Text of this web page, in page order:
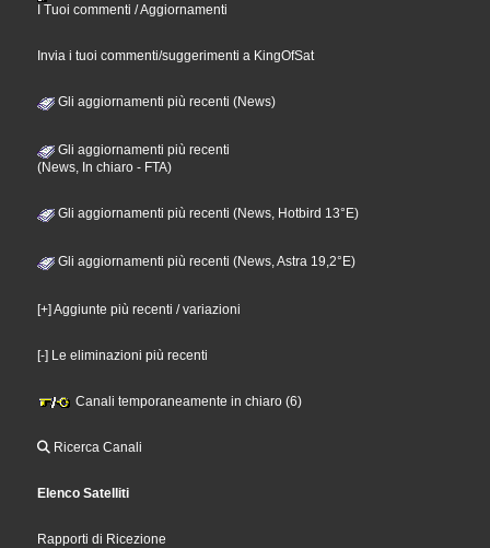
I Tuoi commenti / Aggiornamenti
Invia i tuoi commenti/suggerimenti a KingOfSat
Gli aggiornamenti più recenti (News)
Gli aggiornamenti più recenti
(News, In chiaro - FTA)
Gli aggiornamenti più recenti (News, Hotbird 13°E)
Gli aggiornamenti più recenti (News, Astra 19,2°E)
[+] Aggiunte più recenti / variazioni
[-] Le eliminazioni più recenti
Canali temporaneamente in chiaro (6)
Ricerca Canali
Elenco Satelliti
Rapporti di Ricezione